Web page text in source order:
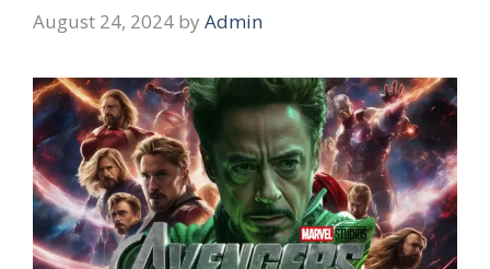
August 24, 2024 by Admin